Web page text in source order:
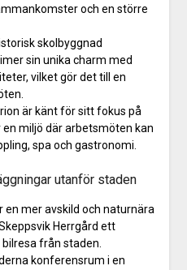
och en större
skolbyggnad
sin unika charm med
vilket gör det till en
är känt för sitt fokus på
miljö där arbetsmöten kan
spa och gastronomi.
utanför staden
en mer avskild och naturnära
Herrgård ett
från staden.
konferensrum i en